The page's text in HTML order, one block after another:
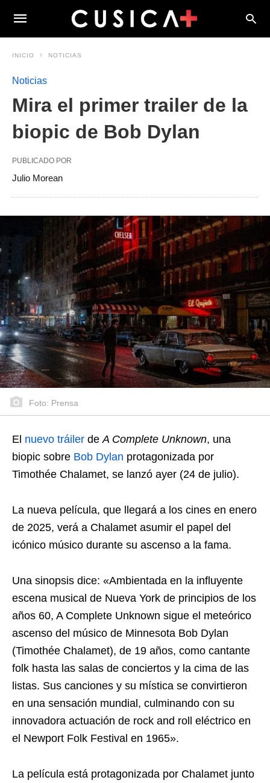
INICIO NOTICIAS
Noticias
Mira el primer trailer de la
biopic de Bob Dylan
PUBLICADO POR
Julio Morean
Foto: Prensa
El nuevo tráiler de A Complete Unknown, una
biopic sobre Bob Dylan protagonizada por
Timothée Chalamet, se lanzó ayer (24 de julio).
La nueva película, que llegará a los cines en enero
de 2025, verá a Chalamet asumir el papel del
icónico músico durante su ascenso a la fama.
Una sinopsis dice: «Ambientada en la influyente
escena musical de Nueva York de principios de los
años 60, A Complete Unknown sigue el meteórico
ascenso del músico de Minnesota Bob Dylan
(Timothée Chalamet), de 19 años, como cantante
folk hasta las salas de conciertos y la cima de las
listas. Sus canciones y su mística se convirtieron
en una sensación mundial, culminando con su
innovadora actuación de rock and roll eléctrico en
el Newport Folk Festival en 1965».
La película está protagonizada por Chalamet junto